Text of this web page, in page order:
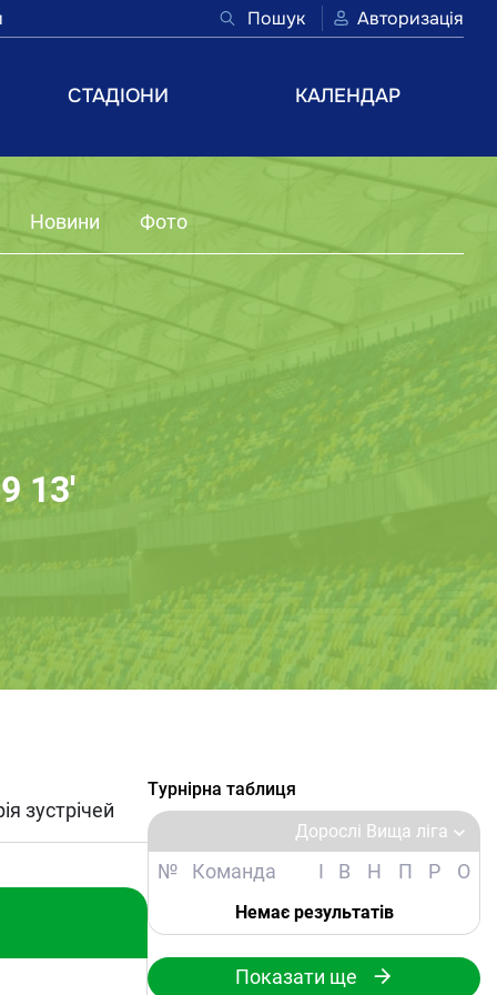
Пошук Авторизація
СТАДІОНИ КАЛЕНДАР
Новини Фото
13'
зустрічей
Турнірна таблиця
Дорослі Вища ліга
№ Команда І В Н П Р О
Немає результатів
Показати ще